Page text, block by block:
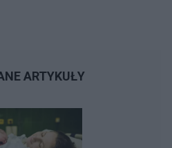
ARTYKUŁY